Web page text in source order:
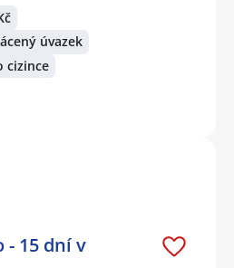
úvazek
cizince
- 15 dní v